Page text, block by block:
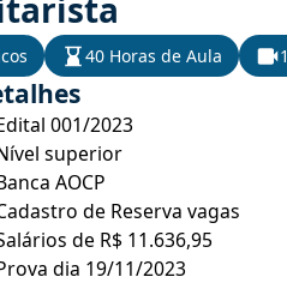
40 Horas de Aula
001/2023
superior
AOCP
de Reserva vagas
de R$ 11.636,95
dia 19/11/2023